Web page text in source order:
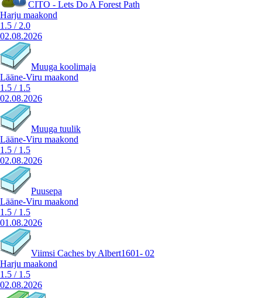
CITO - Lets Do A Forest Path
Harju maakond
1.5 / 2.0
02.08.2026
Muuga koolimaja
Lääne-Viru maakond
1.5 / 1.5
02.08.2026
Muuga tuulik
Lääne-Viru maakond
1.5 / 1.5
02.08.2026
Puusepa
Lääne-Viru maakond
1.5 / 1.5
01.08.2026
Viimsi Caches by Albert1601- 02
Harju maakond
1.5 / 1.5
02.08.2026